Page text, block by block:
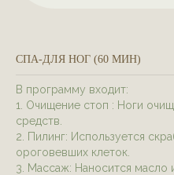
СПА-ДЛЯ НОГ (60 МИН)
В программу входит:
1. Очищение стоп : Ноги
средств.
2. Пилинг: Используется
ороговевших клеток.
3. Массаж: Наносится масло